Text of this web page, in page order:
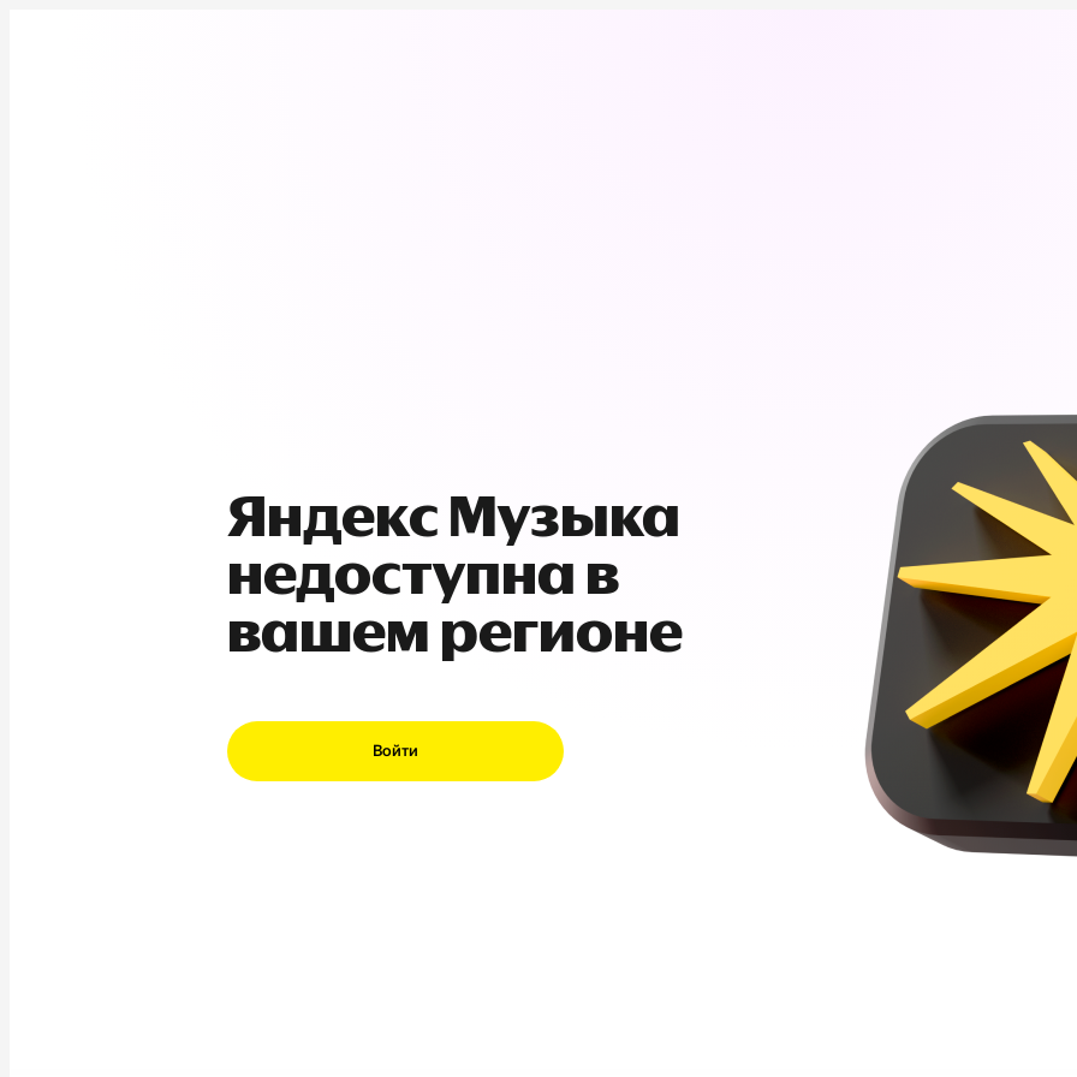
Яндекс Музыка
недоступна в
вашем регионе
Войти